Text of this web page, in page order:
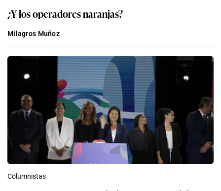
¿Y los operadores naranjas?
Milagros Muñoz
Columnistas